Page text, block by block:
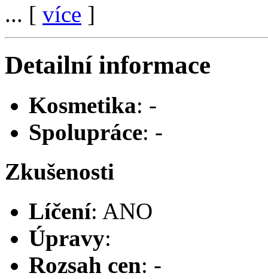
... [ více ]
Detailní informace
Kosmetika: -
Spolupráce: -
Zkušenosti
Líčení: ANO
Úpravy:
Rozsah cen: -